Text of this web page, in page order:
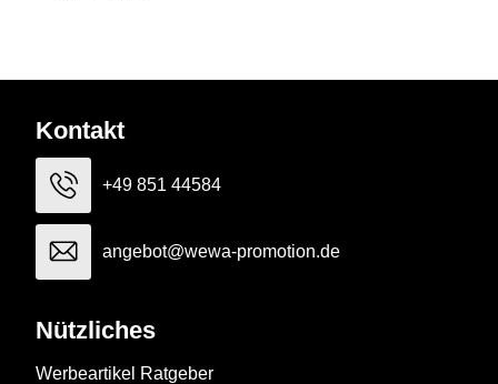
Kontakt
+49 851 44584
angebot@wewa-promotion.de
Nützliches
Werbeartikel Ratgeber